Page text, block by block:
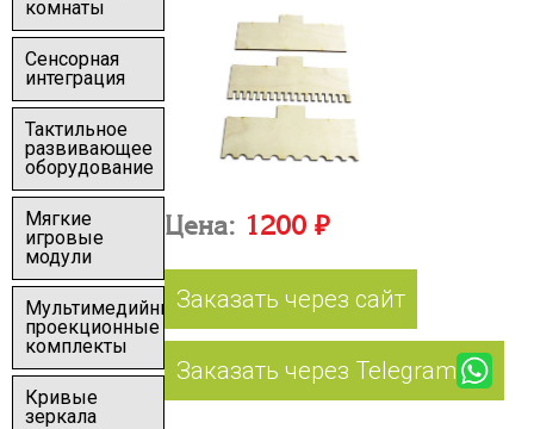
комнаты
Сенсорная
интеграция
Тактильное
развивающее
оборудование
Мягкие
игровые
модули
Мультимедийные
проекционные
комплекты
Кривые
зеркала
Цена: 1200 ₽
Заказать через сайт
Заказать через Telegram